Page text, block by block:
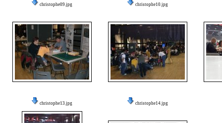
christophe09.jpg christophe10.jpg
christophe13.jpg christophe14.jpg